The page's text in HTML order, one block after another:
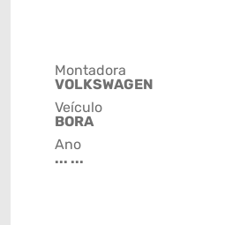
Montadora
VOLKSWAGEN
Veículo
BORA
Ano
... ...